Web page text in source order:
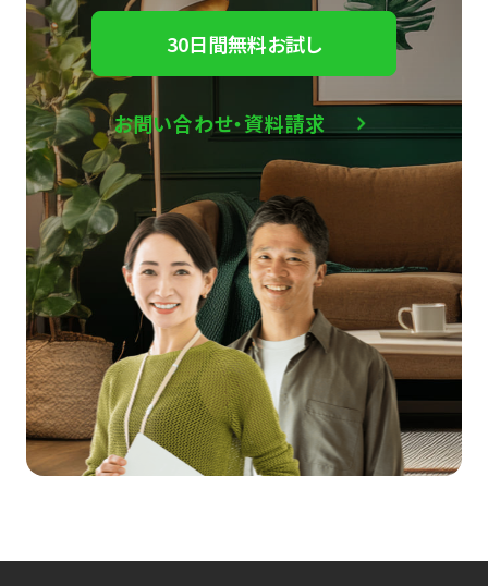
30日間無料お試し
お問い合わせ・資料請求